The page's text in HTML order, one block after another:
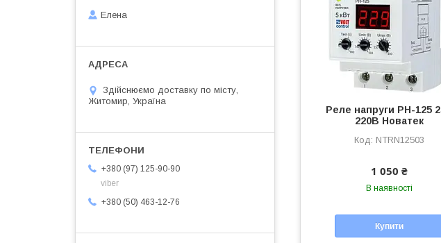
Реле напруги РН-125
220В Новатек
NTRN12503
1 050 ₴
В наявності
Купити
Елена
Здійснюємо доставку по місту,
Житомир, Україна
+380 (97) 125-90-90
viber
+380 (50) 463-12-76